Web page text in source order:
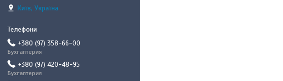
Київ, Україна
+380 (97) 358-66-00
Бухгалтерия
+380 (97) 420-48-95
Бухгалтерия